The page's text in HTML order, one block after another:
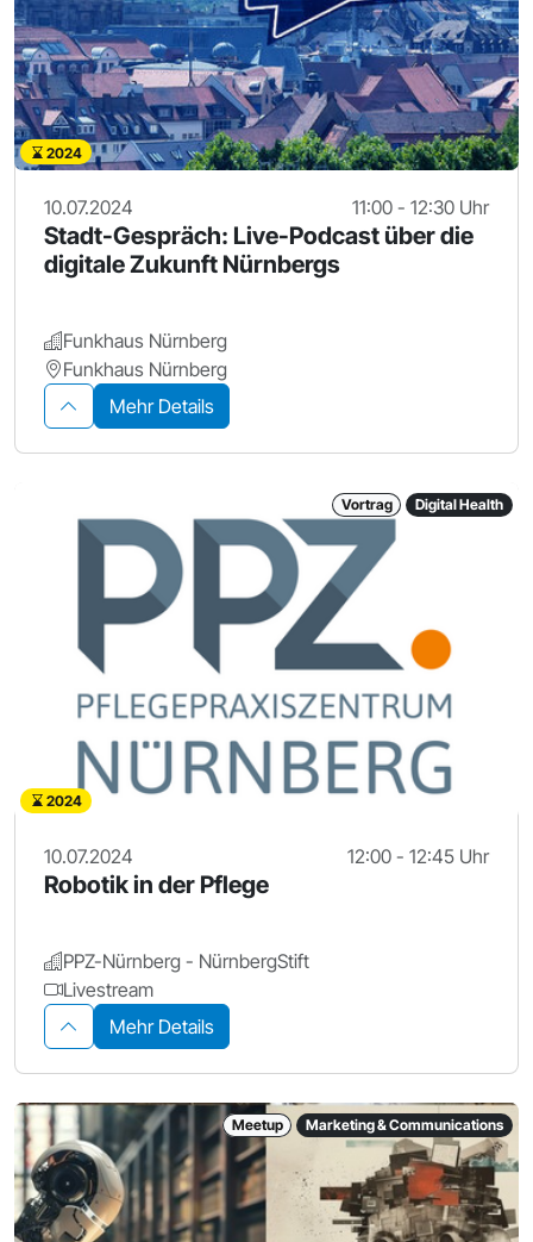
2024
10.07.2024 11:00 - 12:30 Uhr
Stadt-Gespräch: Live-Podcast über die
digitale Zukunft Nürnbergs
Funkhaus Nürnberg
Funkhaus Nürnberg
Mehr Details
Vortrag Digital Health
2024
10.07.2024 12:00 - 12:45 Uhr
Robotik in der Pflege
PPZ-Nürnberg - NürnbergStift
Livestream
Mehr Details
Meetup Marketing & Communications